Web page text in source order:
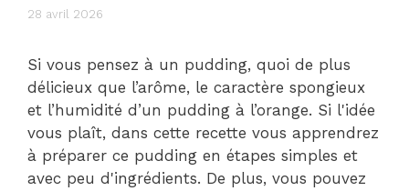
28 avril 2026
Si vous pensez à un pudding, quoi de plus
délicieux que l’arôme, le caractère spongieux
et l’humidité d’un pudding à l’orange. Si l'idée
vous plaît, dans cette recette vous apprendrez
à préparer ce pudding en étapes simples et
avec peu d'ingrédients. De plus, vous pouvez